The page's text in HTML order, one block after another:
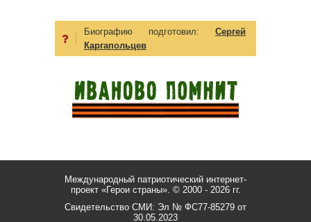
Биографию подготовил: Сергей
Каргапольцев
Международный патриотический интернет-
проект «Герои страны». © 2000 - 2026 гг.
Свидетельство СМИ: Эл № ФС77-85279 от
30.05.2023